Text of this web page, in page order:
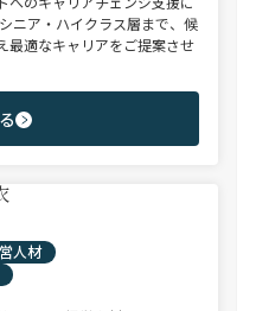
ニア・ハイクラス層まで、候
最適なキャリアをご提案させ
人材